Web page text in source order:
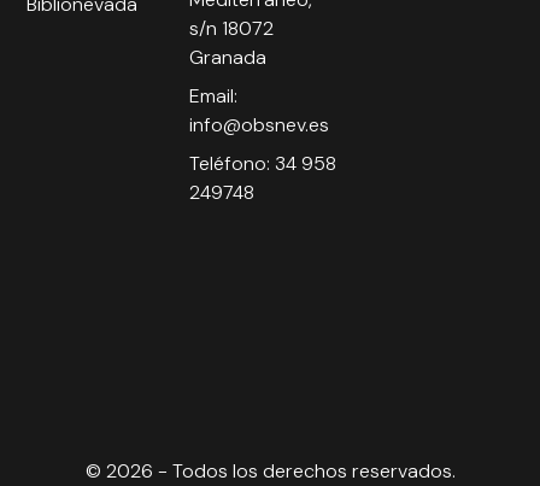
s/n 18072
Granada
Email:
info@obsnev.es
Teléfono: 34 958
249748
© 2026 - Todos los derechos reservados.